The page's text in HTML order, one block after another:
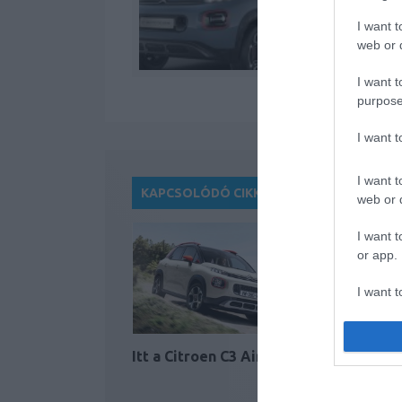
I want
web or
I want
I want
I want
web or
I want
or app.
I want
I want
KAPCSOLÓDÓ CIKKEK
Itt a Citroen C3 Aircross!